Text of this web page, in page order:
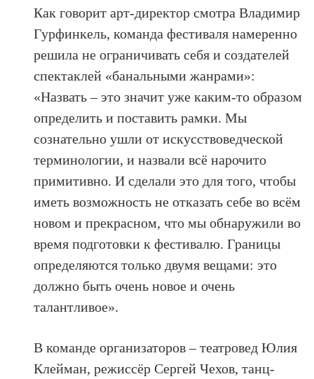
Как говорит арт-директор смотра Владимир
Гурфинкель, команда фестиваля намеренно
решила не ограничивать себя и создателей
спектаклей «банальными жанрами»:
«Назвать – это значит уже каким-то образом
определить и поставить рамки. Мы
сознательно ушли от искусствоведческой
терминологии, и назвали всё нарочито
примитивно. И сделали это для того, чтобы
иметь возможность не отказать себе во всём
новом и прекрасном, что мы обнаружили во
время подготовки к фестивалю. Границы
определяются только двумя вещами: это
должно быть очень новое и очень
талантливое».
В команде организаторов – театровед Юлия
Клейман, режиссёр Сергей Чехов, танц-